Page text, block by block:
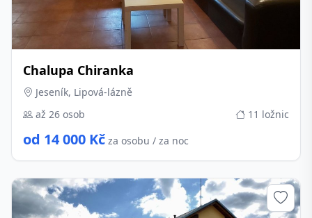
Chalupa Chiranka
Jeseník, Lipová-lázně
až 26 osob
11 ložnic
od 14 000 Kč za osobu / za noc